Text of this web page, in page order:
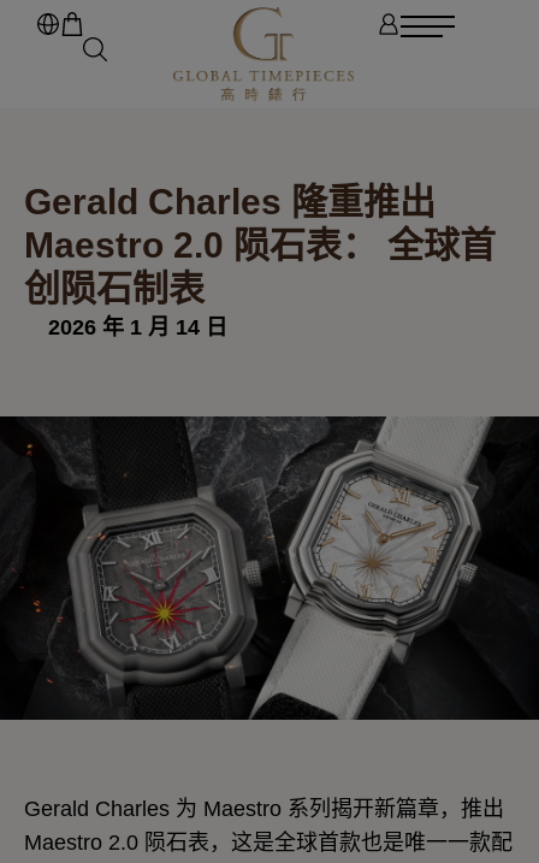
Gerald Charles 隆重推出
Maestro 2.0 陨石表： 全球首
创陨石制表
2026 年 1 月 14 日
Gerald Charles 为 Maestro 系列揭开新篇章，推出
Maestro 2.0 陨石表，这是全球首款也是唯一一款配